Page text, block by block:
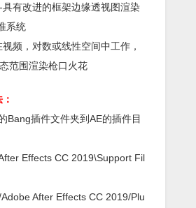
有改进的框架边缘透视图渲染
系统
频，对数或线性空间中工作，
范围渲染枪口火花
Bang插件文件夹到AE的插件目
Effects CC 2019\Support Fil
After Effects CC 2019/Plu